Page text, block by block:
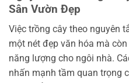
Sân Vườn Đẹp
Việc trồng cây theo nguyên
một nét đẹp văn hóa mà
năng lượng cho ngôi nhà.
nhấn mạnh tầm quan trọng